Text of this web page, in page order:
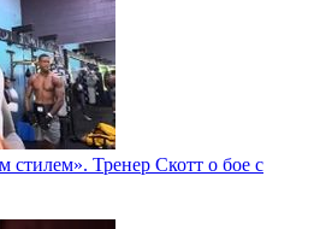
стилем». Тренер Скотт о бое с